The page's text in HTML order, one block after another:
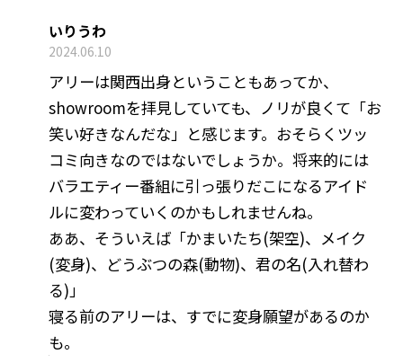
いりうわ
2024.06.10
アリーは関西出身ということもあってか、
showroomを拝見していても、ノリが良くて「お
笑い好きなんだな」と感じます。おそらくツッ
コミ向きなのではないでしょうか。将来的には
バラエティー番組に引っ張りだこになるアイド
ルに変わっていくのかもしれませんね。
ああ、そういえば「かまいたち(架空)、メイク
(変身)、どうぶつの森(動物)、君の名(入れ替わ
る)」
寝る前のアリーは、すでに変身願望があるのか
も。